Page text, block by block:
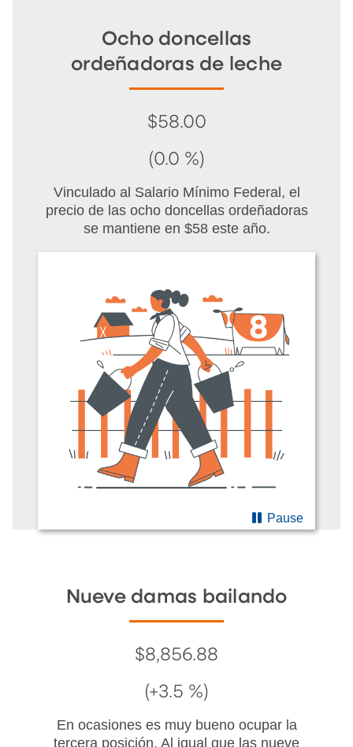
Ocho doncellas
ordeñadoras de leche
$58.00
(0.0 %)
Vinculado al Salario Mínimo Federal, el
precio de las ocho doncellas ordeñadoras
se mantiene en $58 este año.
Pause
Nueve damas bailando
$8,856.88
(+3.5 %)
En ocasiones es muy bueno ocupar la
tercera posición. Al igual que las nueve